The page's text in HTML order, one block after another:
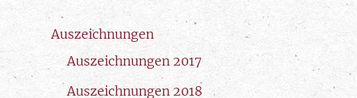
Auszeichnungen
Auszeichnungen 2017
Auszeichnungen 2018